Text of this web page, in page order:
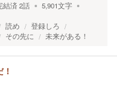
結済2話 5,901文字
読め
登録しろ
その先に 未来がある！